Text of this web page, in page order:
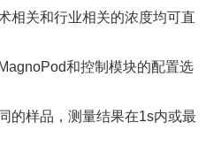
相关和行业相关的浓度均可直
和控制模块的配置选
的样品，测量结果在1s内或最